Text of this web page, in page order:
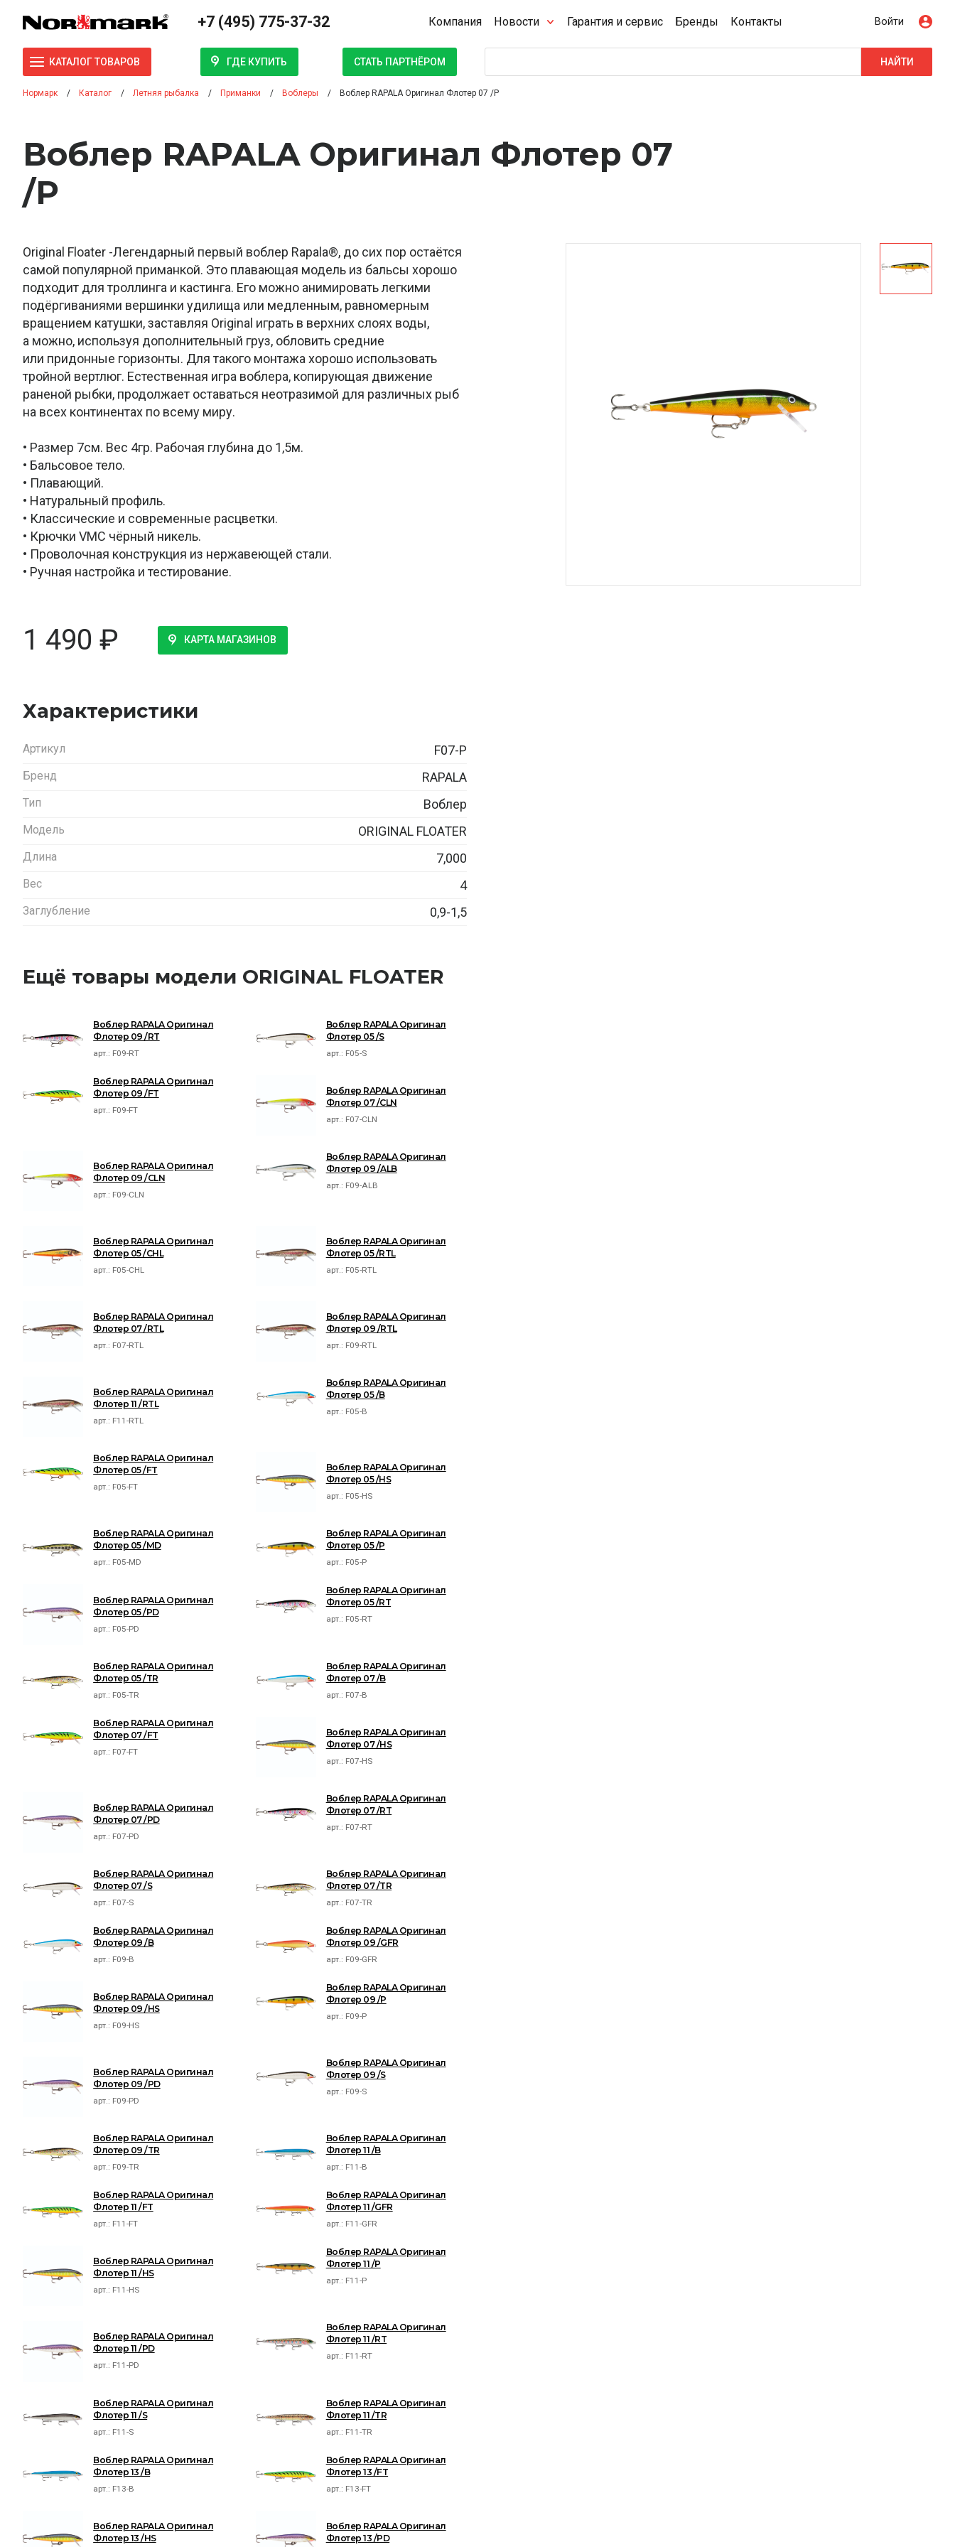
+7 (495) 775-37-32 Компания Новости Гарантия и сервис Бренды Контакты Войти
КАТАЛОГ ТОВАРОВ ГДЕ КУПИТЬ СТАТЬ ПАРТНЁРОМ НАЙТИ
Нормарк Каталог Летняя рыбалка Приманки Воблеры Воблер RAPALA Оригинал Флотер 07 /P
Воблер RAPALA Оригинал Флотер 07
/P
Original Floater -Легендарный первый воблер Rapala®, до сих пор остаётся
самой популярной приманкой. Это плавающая модель из бальсы хорошо
подходит для троллинга и кастинга. Его можно анимировать легкими
подёргиваниями вершинки удилища или медленным, равномерным
вращением катушки, заставляя Original играть в верхних слоях воды,
а можно, используя дополнительный груз, обловить средние
или придонные горизонты. Для такого монтажа хорошо использовать
тройной вертлюг. Естественная игра воблера, копирующая движение
раненой рыбки, продолжает оставаться неотразимой для различных рыб
на всех континентах по всему миру.
• Размер 7см. Вес 4гр. Рабочая глубина до 1,5м.
• Бальсовое тело.
• Плавающий.
• Натуральный профиль.
• Классические и современные расцветки.
• Крючки VMC чёрный никель.
• Проволочная конструкция из нержавеющей стали.
• Ручная настройка и тестирование.
1 490 ₽ КАРТА МАГАЗИНОВ
Характеристики
Артикул F07-P
Бренд RAPALA
Тип Воблер
Модель ORIGINAL FLOATER
Длина 7,000
Вес 4
Заглубление 0,9-1,5
Ещё товары модели ORIGINAL FLOATER
Воблер RAPALA Оригинал
Флотер 09 /RT
арт.: F09-RT
Воблер RAPALA Оригинал
Флотер 05 /S
арт.: F05-S
Воблер RAPALA Оригинал
Флотер 09 /FT
арт.: F09-FT
Воблер RAPALA Оригинал
Флотер 07 /CLN
арт.: F07-CLN
Воблер RAPALA Оригинал
Флотер 09 /CLN
арт.: F09-CLN
Воблер RAPALA Оригинал
Флотер 09 /ALB
арт.: F09-ALB
Воблер RAPALA Оригинал
Флотер 05 /CHL
арт.: F05-CHL
Воблер RAPALA Оригинал
Флотер 05 /RTL
арт.: F05-RTL
Воблер RAPALA Оригинал
Флотер 07 /RTL
арт.: F07-RTL
Воблер RAPALA Оригинал
Флотер 09 /RTL
арт.: F09-RTL
Воблер RAPALA Оригинал
Флотер 11 /RTL
арт.: F11-RTL
Воблер RAPALA Оригинал
Флотер 05 /B
арт.: F05-B
Воблер RAPALA Оригинал
Флотер 05 /FT
арт.: F05-FT
Воблер RAPALA Оригинал
Флотер 05 /HS
арт.: F05-HS
Воблер RAPALA Оригинал
Флотер 05 /MD
арт.: F05-MD
Воблер RAPALA Оригинал
Флотер 05 /P
арт.: F05-P
Воблер RAPALA Оригинал
Флотер 05 /PD
арт.: F05-PD
Воблер RAPALA Оригинал
Флотер 05 /RT
арт.: F05-RT
Воблер RAPALA Оригинал
Флотер 05 /TR
арт.: F05-TR
Воблер RAPALA Оригинал
Флотер 07 /B
арт.: F07-B
Воблер RAPALA Оригинал
Флотер 07 /FT
арт.: F07-FT
Воблер RAPALA Оригинал
Флотер 07 /HS
арт.: F07-HS
Воблер RAPALA Оригинал
Флотер 07 /PD
арт.: F07-PD
Воблер RAPALA Оригинал
Флотер 07 /RT
арт.: F07-RT
Воблер RAPALA Оригинал
Флотер 07 /S
арт.: F07-S
Воблер RAPALA Оригинал
Флотер 07 /TR
арт.: F07-TR
Воблер RAPALA Оригинал
Флотер 09 /B
арт.: F09-B
Воблер RAPALA Оригинал
Флотер 09 /GFR
арт.: F09-GFR
Воблер RAPALA Оригинал
Флотер 09 /HS
арт.: F09-HS
Воблер RAPALA Оригинал
Флотер 09 /P
арт.: F09-P
Воблер RAPALA Оригинал
Флотер 09 /PD
арт.: F09-PD
Воблер RAPALA Оригинал
Флотер 09 /S
арт.: F09-S
Воблер RAPALA Оригинал
Флотер 09 /TR
арт.: F09-TR
Воблер RAPALA Оригинал
Флотер 11 /B
арт.: F11-B
Воблер RAPALA Оригинал
Флотер 11 /FT
арт.: F11-FT
Воблер RAPALA Оригинал
Флотер 11 /GFR
арт.: F11-GFR
Воблер RAPALA Оригинал
Флотер 11 /HS
арт.: F11-HS
Воблер RAPALA Оригинал
Флотер 11 /P
арт.: F11-P
Воблер RAPALA Оригинал
Флотер 11 /PD
арт.: F11-PD
Воблер RAPALA Оригинал
Флотер 11 /RT
арт.: F11-RT
Воблер RAPALA Оригинал
Флотер 11 /S
арт.: F11-S
Воблер RAPALA Оригинал
Флотер 11 /TR
арт.: F11-TR
Воблер RAPALA Оригинал
Флотер 13 /B
арт.: F13-B
Воблер RAPALA Оригинал
Флотер 13 /FT
арт.: F13-FT
Воблер RAPALA Оригинал
Флотер 13 /HS
Воблер RAPALA Оригинал
Флотер 13 /PD